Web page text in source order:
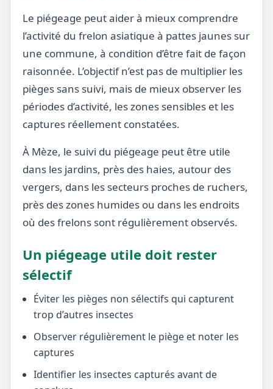
Le piégeage peut aider à mieux comprendre
l’activité du frelon asiatique à pattes jaunes sur
une commune, à condition d’être fait de façon
raisonnée. L’objectif n’est pas de multiplier les
pièges sans suivi, mais de mieux observer les
périodes d’activité, les zones sensibles et les
captures réellement constatées.
À Mèze, le suivi du piégeage peut être utile
dans les jardins, près des haies, autour des
vergers, dans les secteurs proches de ruchers,
près des zones humides ou dans les endroits
où des frelons sont régulièrement observés.
Un piégeage utile doit rester
sélectif
Éviter les pièges non sélectifs qui capturent
trop d’autres insectes
Observer régulièrement le piège et noter les
captures
Identifier les insectes capturés avant de